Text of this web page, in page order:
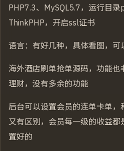
PHP7.3、MySQL5.7，运行目
ThinkPHP，开启ssl证书
语言：有好几种，具体看图，可
海外酒店刷单抢单源码，功能也
理财，没有多余的功能
后台可以设置会员的连单卡单，
又有区别，会员每一级的收益都
置好的